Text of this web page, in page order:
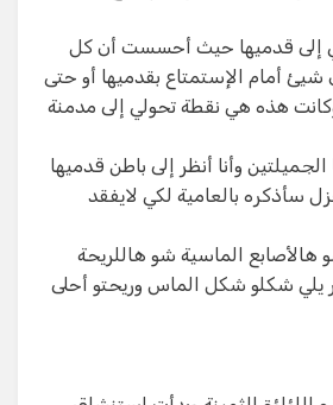
إلى قدميها حيث أحسست أن كل
شيئ أمام الإستمتاع بقدميها أو حتى
هذه هي نقطة تحولي إلى مدمنة
وأنا أنظر إلى باطن قدميها
سأذكره بالعامية لكي لايفقد
الماسية شو هاللريحة
يلي شكلو شكل الماس وريحتو أحلى